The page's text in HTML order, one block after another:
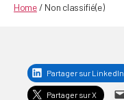
Home/ Non classifié(e)
Partager sur LinkedIn
Partager sur X